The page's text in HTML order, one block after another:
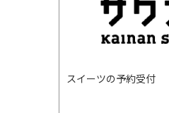
スイーツの予約受付